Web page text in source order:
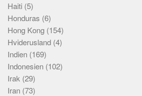
Haiti (5)
Honduras (6)
Hong Kong (154)
Hviderusland (4)
Indien (169)
Indonesien (102)
Irak (29)
Iran (73)